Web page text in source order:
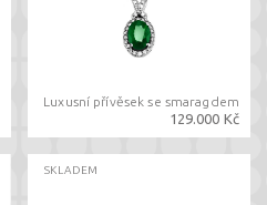
Luxusní přívěsek se smaragdem
129.000 Kč
SKLADEM